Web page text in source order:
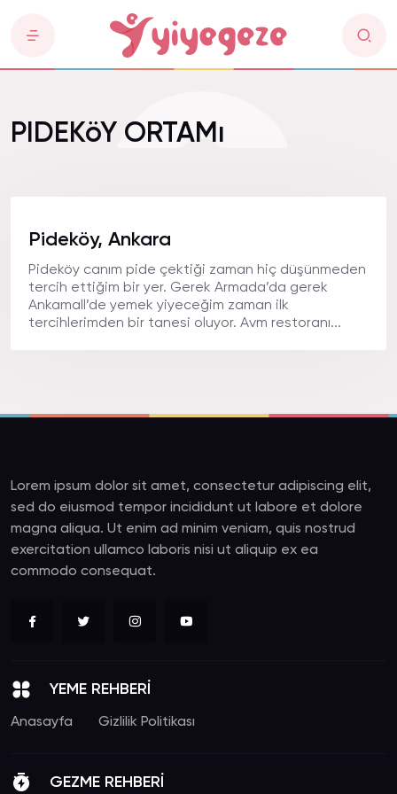
PIDEKöY ORTAMı
Pideköy, Ankara
Pideköy canım pide çektiği zaman hiç düşünmeden
tercih ettiğim bir yer. Gerek Armada’da gerek
Ankamall’de yemek yiyeceğim zaman ilk
tercihlerimden bir tanesi oluyor. Avm restoranı...
Lorem ipsum dolor sit amet, consectetur adipiscing elit,
sed do eiusmod tempor incididunt ut labore et dolore
magna aliqua. Ut enim ad minim veniam, quis nostrud
exercitation ullamco laboris nisi ut aliquip ex ea
commodo consequat.
YEME REHBERİ
Anasayfa Gizlilik Politikası
GEZME REHBERİ